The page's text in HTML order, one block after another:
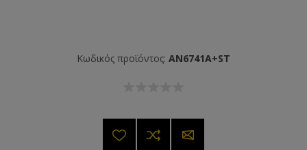
Κωδικός προϊόντος: AN6741A+ST